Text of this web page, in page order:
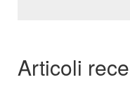
Articoli